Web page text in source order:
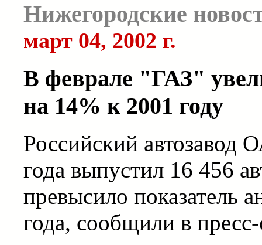
Нижегородские
март 04, 2002 г.
В феврале "ГАЗ"
на 14% к 2001 году
Российский автозавод
года выпустил 16 456
превысило показатель
года, сообщили в пресс-